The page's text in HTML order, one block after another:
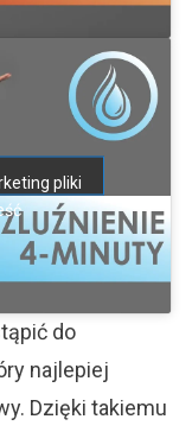
pliki
do
najlepiej
Dzięki takiemu